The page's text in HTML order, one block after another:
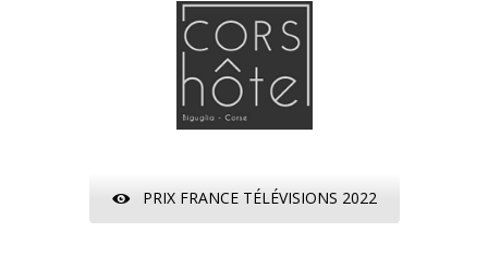
PRIX FRANCE TÉLÉVISIONS 2022